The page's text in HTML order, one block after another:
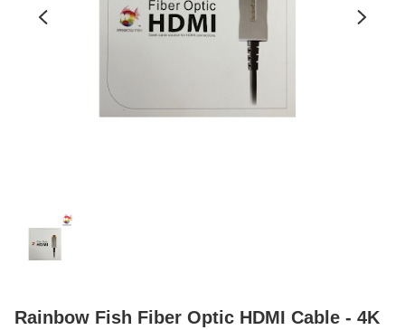
Rainbow Fish Fiber Optic HDMI Cable - 4K